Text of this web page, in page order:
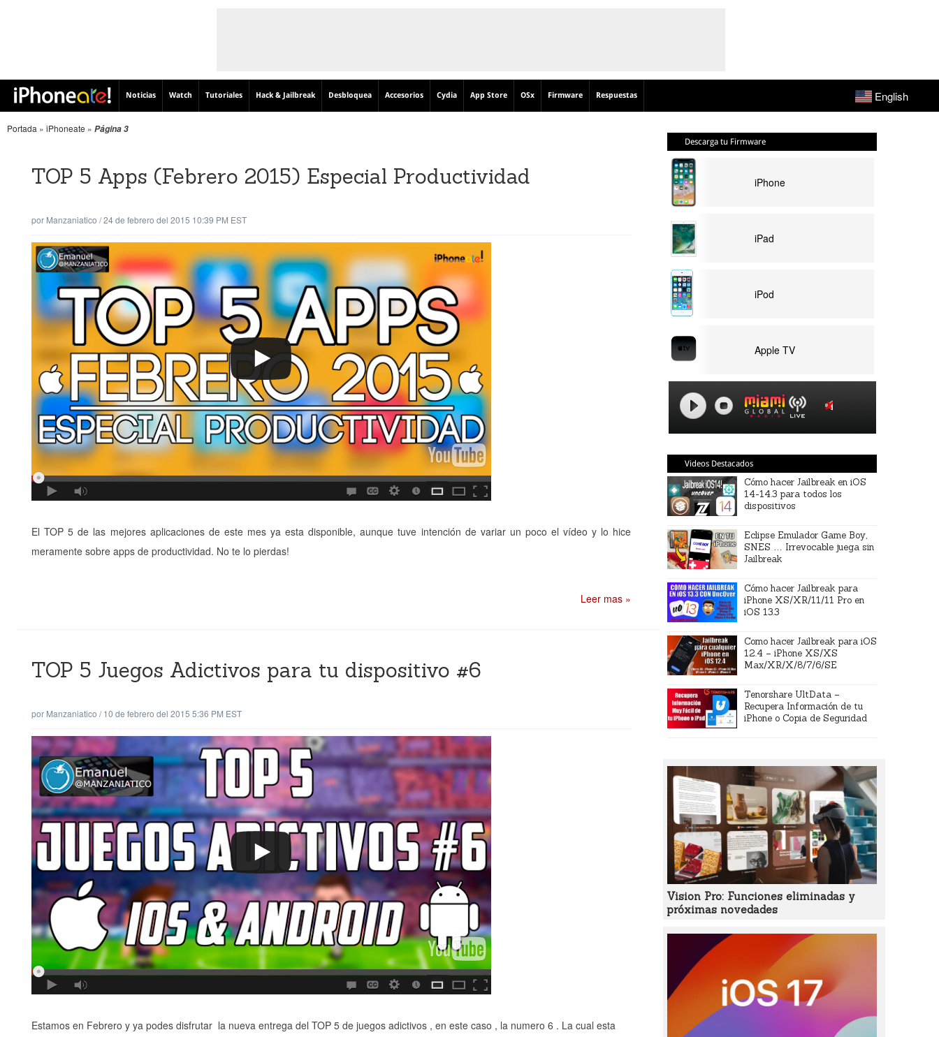
Noticias Watch Tutoriales Hack & Jailbreak Desbloquea Accesorios Cydia App Store OSx Firmware Respuestas English
Portada » iPhoneate » Página 3
TOP 5 Apps (Febrero 2015) Especial Productividad
por Manzaniatico /24 de febrero del 2015 10:39 PM EST
El TOP 5 de las mejores aplicaciones de este mes ya esta disponible, aunque tuve intención de variar un poco el vídeo y lo hice
meramente sobre apps de productividad. No te lo pierdas!
Leer mas »
TOP 5 Juegos Adictivos para tu dispositivo #6
por Manzaniatico /10 de febrero del 2015 5:36 PM EST
Estamos en Febrero y ya podes disfrutar la nueva entrega del TOP 5 de juegos adictivos , en este caso , la numero 6 . La cual esta
Descarga tu Firmware
iPhone
iPad
iPod
Apple TV
Videos Destacados
Cómo hacer Jailbreak en iOS
14-14.3 para todos los
dispositivos
Eclipse Emulador Game Boy,
SNES … Irrevocable juega sin
Jailbreak
Cómo hacer Jailbreak para
iPhone XS/XR/11/11 Pro en
iOS 13.3
Como hacer Jailbreak para iOS
12.4 – iPhone XS/XS
Max/XR/X/8/7/6/SE
Tenorshare UltData –
Recupera Información de tu
iPhone o Copia de Seguridad
Vision Pro: Funciones eliminadas y
próximas novedades